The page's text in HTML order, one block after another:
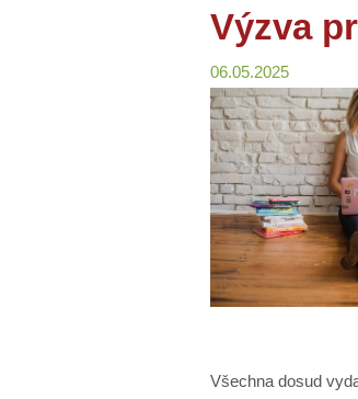
Výzva
06.05.2025
Všechna dosud